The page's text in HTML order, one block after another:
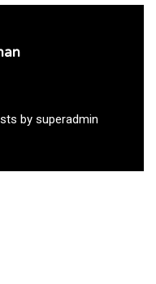
by superadmin